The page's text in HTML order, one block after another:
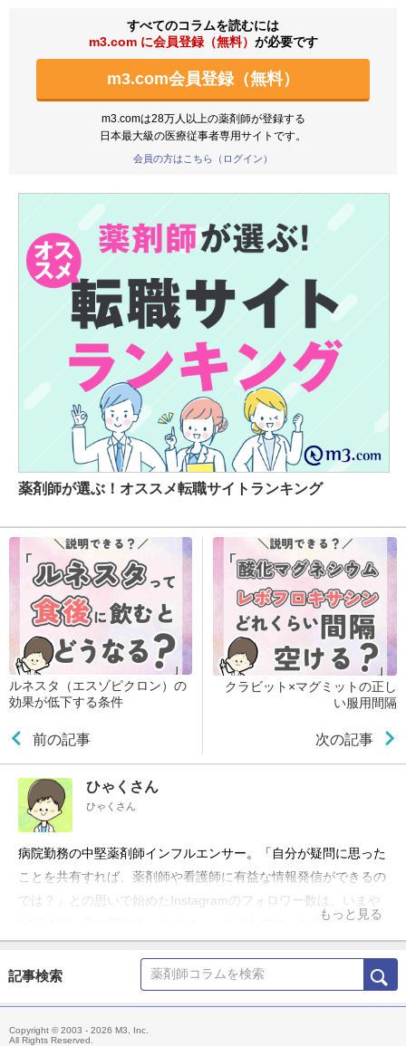
すべてのコラムを読むには
m3.com に会員登録（無料） が必要です
m3.com会員登録（無料）
m3.comは28万人以上の薬剤師が登録する
日本最大級の医療従事者専用サイトです。
会員の方はこちら（ログイン）
薬剤師が選ぶ！オススメ転職サイトランキング
ルネスタ（エスゾピクロン）の
効果が低下する条件
前の記事
クラビット×マグミットの正し
い服用間隔
次の記事
ひゃくさん
ひゃくさん
病院勤務の中堅薬剤師インフルエンサー。「自分が疑問に思った
ことを共有すれば、薬剤師や看護師に有益な情報発信ができるの
では？」との思いで始めたInstagramのフォロワー数は、いまや
14万人超。薬に関する「なぜ？」「どうして？」を掘り下げつ
もっと見る
記事検索
Copyright © 2003 - 2026 M3, Inc.
All Rights Reserved.